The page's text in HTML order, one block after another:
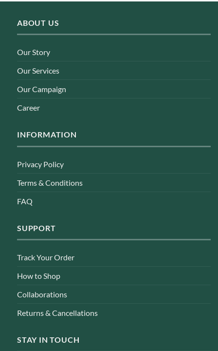
ABOUT US
Our Story
Our Services
Our Campaign
Career
INFORMATION
Privacy Policy
Terms & Conditions
FAQ
SUPPORT
Track Your Order
How to Shop
Collaborations
Returns & Cancellations
STAY IN TOUCH